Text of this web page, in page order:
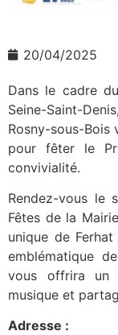
20/04/2025
Dans le cadre
Seine-Saint-
Rosny-sous-Bois
pour fêter le
convivialité.
Rendez-vous le
Fêtes de la
unique de
emblématique
vous offrira un
musique et
Adresse :